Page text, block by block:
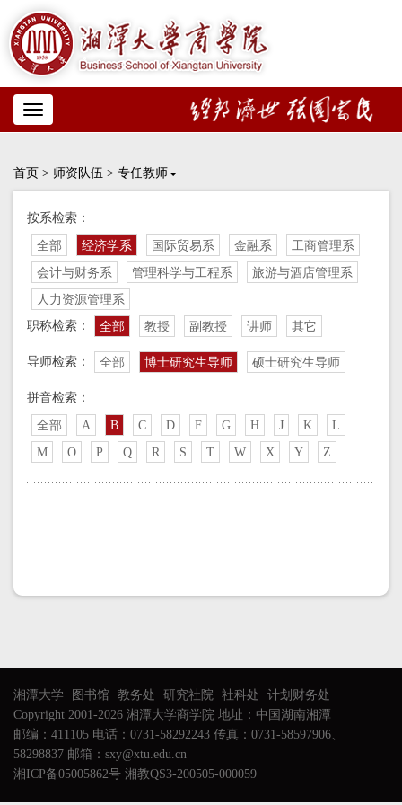
Toggle
navigation
首页 > 师资队伍 > 专任教师
按系检索：
全部 经济学系 国际贸易系 金融系
工商管理系
会计与财务系
管理科学与工程系
旅游与酒店管理系
人力资源管理系
职称检索：
全部 教授 副教授 讲师 其它
导师检索： 全部 博士研究生导师 硕士研究生导师
拼音检索：
全部 A B C D F G H J K
L
M
O P Q R S T W X Y Z
湘潭大学 图书馆 教务处 研究社院 社科处
计划财务处
Copyright 2001-2026 湘潭大学商学院 地址：中国湖南湘潭
邮编：411105 电话：0731-58292243 传真：0731-58597906、
58298837 邮箱：sxy@xtu.edu.cn
湘ICP备05005862号 湘教QS3-200505-000059